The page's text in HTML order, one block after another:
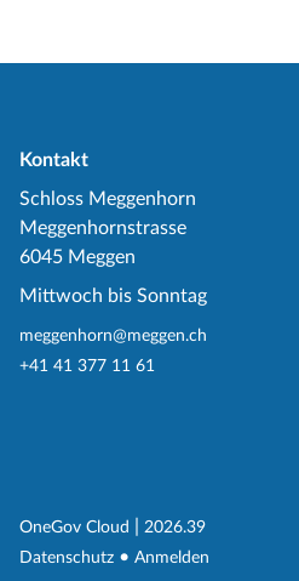
Kontakt
Schloss Meggenhorn
Meggenhornstrasse
6045 Meggen
Mittwoch bis Sonntag
meggenhorn@meggen.ch
+41 41 377 11 61
OneGov Cloud (External Link)
2026.39
Datenschutz (External Link)
Anmelden